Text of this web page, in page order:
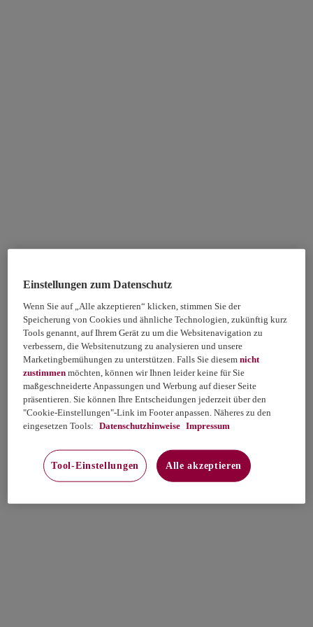
Einstellungen zum Datenschutz
Wenn Sie auf „Alle akzeptieren“ klicken, stimmen Sie der
Speicherung von Cookies und ähnliche Technologien, zukünftig kurz
Tools genannt, auf Ihrem Gerät zu um die Websitenavigation zu
verbessern, die Websitenutzung zu analysieren und unsere
Marketingbemühungen zu unterstützen. Falls Sie diesemnicht
zustimmen möchten, können wir Ihnen leider keine für Sie
maßgeschneiderte Anpassungen und Werbung auf dieser Seite
präsentieren. Sie können Ihre Entscheidungen jederzeit über den
"Cookie-Einstellungen"-Link im Footer anpassen. Näheres zu den
eingesetzen Tools: Datenschutzhinweise Impressum
Tool-Einstellungen Alle akzeptieren